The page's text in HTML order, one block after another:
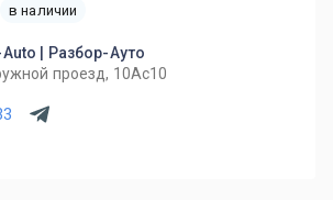
в наличии
| Разбор-Ауто
проезд, 10Ас10